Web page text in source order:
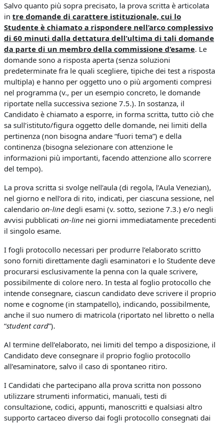
Salvo quanto più sopra precisato, la prova scritta è articolata
in tre domande di carattere istituzionale, cui lo
Studente è chiamato a rispondere nell’arco complessivo
di 60 minuti dalla dettatura dell’ultima di tali domande
da parte di un membro della commissione d’esame. Le
domande sono a risposta aperta (senza soluzioni
predeterminate fra le quali scegliere, tipiche dei test a risposta
multipla) e hanno per oggetto uno o più argomenti compresi
nel programma (v., per un esempio concreto, le domande
riportate nella successiva sezione 7.5.). In sostanza, il
Candidato è chiamato a esporre, in forma scritta, tutto ciò che
sa sull’istituto/figura oggetto delle domande, nei limiti della
pertinenza (non bisogna andare “fuori tema”) e della
continenza (bisogna selezionare con attenzione le
informazioni più importanti, facendo attenzione allo scorrere
del tempo).
La prova scritta si svolge nell’aula (di regola, l’Aula Venezian),
nel giorno e nell’ora di rito, indicati, per ciascuna sessione, nel
calendario on-line degli esami (v. sotto, sezione 7.3.) e/o negli
avvisi pubblicati on-line nei giorni immediatamente precedenti
il singolo esame.
I fogli protocollo necessari per produrre l’elaborato scritto
sono forniti direttamente dagli esaminatori e lo Studente deve
procurarsi esclusivamente la penna con la quale scrivere,
possibilmente di colore nero. In testa al foglio protocollo che
intende consegnare, ciascun candidato deve scrivere il proprio
nome e cognome (in stampatello), indicando, possibilmente,
anche il suo numero di matricola (riportato nel libretto o nella
“student card”).
Al termine dell’elaborato, nei limiti del tempo a disposizione, il
Candidato deve consegnare il proprio foglio protocollo
all’esaminatore, salvo il caso di spontaneo ritiro.
I Candidati che partecipano alla prova scritta non possono
utilizzare strumenti informatici, manuali, testi di
consultazione, codici, appunti, manoscritti e qualsiasi altro
supporto cartaceo diverso dai fogli protocollo consegnati dai